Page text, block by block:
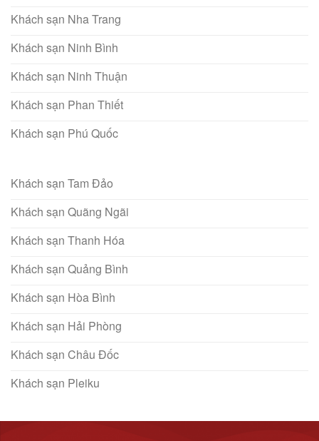
Khách sạn Nha Trang
Khách sạn Ninh Bình
Khách sạn Ninh Thuận
Khách sạn Phan Thiết
Khách sạn Phú Quốc
Khách sạn Tam Đảo
Khách sạn Quãng Ngãi
Khách sạn Thanh Hóa
Khách sạn Quảng Bình
Khách sạn Hòa Bình
Khách sạn Hải Phòng
Khách sạn Châu Đốc
Khách sạn Pleiku